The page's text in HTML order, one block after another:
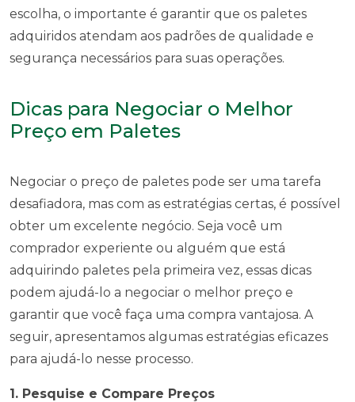
escolha, o importante é garantir que os paletes
adquiridos atendam aos padrões de qualidade e
segurança necessários para suas operações.
Dicas para Negociar o Melhor
Preço em Paletes
Negociar o preço de paletes pode ser uma tarefa
desafiadora, mas com as estratégias certas, é possível
obter um excelente negócio. Seja você um
comprador experiente ou alguém que está
adquirindo paletes pela primeira vez, essas dicas
podem ajudá-lo a negociar o melhor preço e
garantir que você faça uma compra vantajosa. A
seguir, apresentamos algumas estratégias eficazes
para ajudá-lo nesse processo.
1. Pesquise e Compare Preços